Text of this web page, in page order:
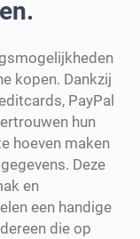
kopen. Dankzij
PayPal
hun
hoeven maken
Deze
en
een handige
die op